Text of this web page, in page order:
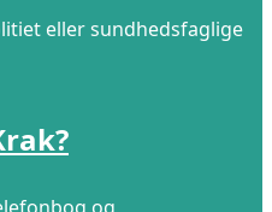
eller sundhedsfaglige
og